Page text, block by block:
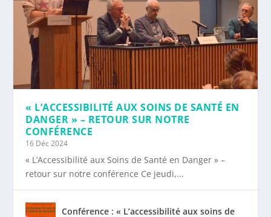
« L’ACCESSIBILITÉ AUX SOINS DE SANTÉ EN
DANGER » – RETOUR SUR NOTRE
CONFÉRENCE
16 Déc 2024
« L’Accessibilité aux Soins de Santé en Danger » –
retour sur notre conférence Ce jeudi,...
Conférence : « L’accessibilité aux soins de